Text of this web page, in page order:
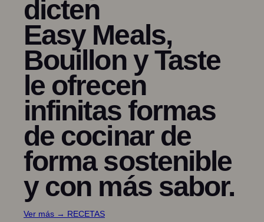
dicten
Easy Meals,
Bouillon y Taste
le ofrecen
infinitas formas
de cocinar de
forma sostenible
y con más sabor.
Ver más → RECETAS